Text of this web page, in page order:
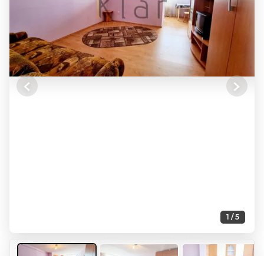
1 / 5
Previous Next